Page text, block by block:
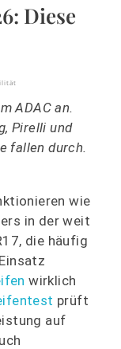
Diese
ADAC an.
Pirelli und
fallen durch.
wie
in der weit
die häufig
wirklich
prüft
auf